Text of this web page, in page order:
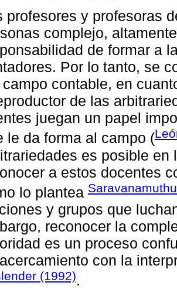
profesores y profesoras
complejo,
de formar a
Por lo tanto, se
campo contable, en
de las
juegan un papel
le da forma al campo (
es posible en
a estos docentes
lo plantea
y grupos que
reconocer la
es un proceso
con la
(1992).